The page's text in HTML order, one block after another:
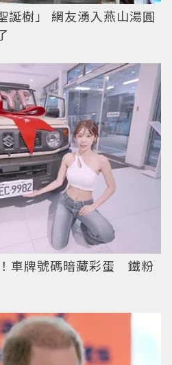
誕樹」 網友湧入燕山湯圓
車牌號碼暗藏彩蛋 鐵粉